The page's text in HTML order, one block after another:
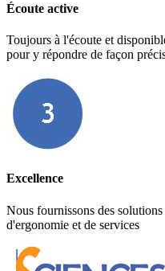
Écoute active
Toujours à l'écoute et
pour y répondre de façon
Excellence
Nous fournissons des
d'ergonomie et de services